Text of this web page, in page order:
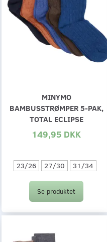
MINYMO
BAMBUSSTRØMPER 5-PAK,
TOTAL ECLIPSE
149,95 DKK
23/26 27/30 31/34
Se produktet